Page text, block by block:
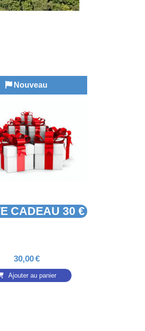
CADEAU 30 €
30,00€
Ajouter au panier
Nouveau